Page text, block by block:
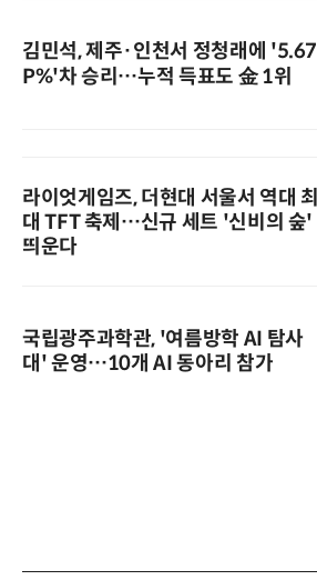
김민석, 제주·인천서 정청래에 '5.67
P%'차 승리…누적 득표도 金 1위
라이엇게임즈, 더현대 서울서 역대 최
대 TFT 축제…신규 세트 '신비의 숲'
띄운다
국립광주과학관, '여름방학 AI 탐사
대' 운영…10개 AI 동아리 참가